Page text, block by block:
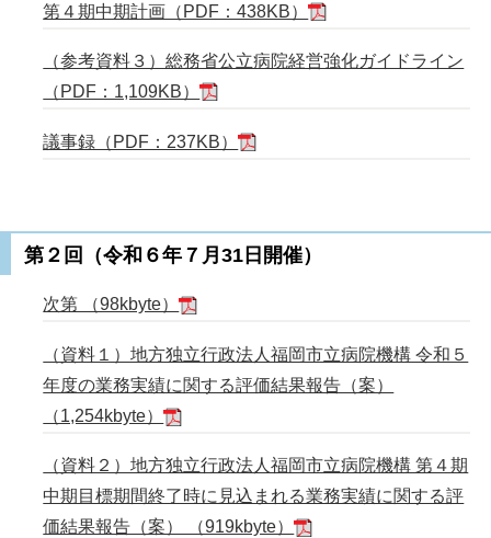
第４期中期計画（PDF：438KB）
（参考資料３）総務省公立病院経営強化ガイドライン
（PDF：1,109KB）
議事録（PDF：237KB）
第２回（令和６年７月31日開催）
次第 （98kbyte）
（資料１）地方独立行政法人福岡市立病院機構 令和５
年度の業務実績に関する評価結果報告（案）
（1,254kbyte）
（資料２）地方独立行政法人福岡市立病院機構 第４期
中期目標期間終了時に見込まれる業務実績に関する評
価結果報告（案） （919kbyte）